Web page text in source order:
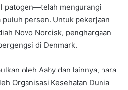
patogen—telah mengurangi
puluh persen. Untuk pekerjaan
Novo Nordisk, penghargaan
di Denmark.
oleh Aaby dan lainnya, para
Organisasi Kesehatan Dunia